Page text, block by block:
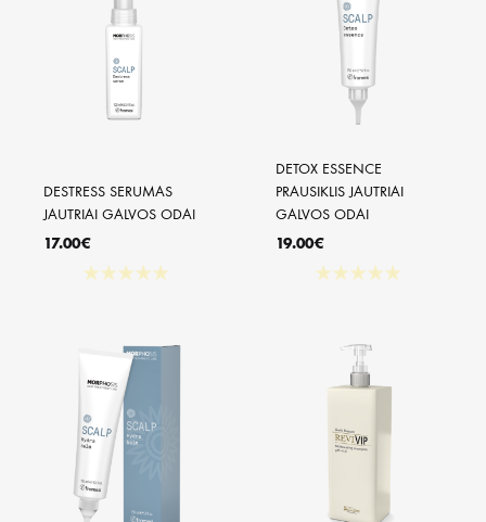
DESTRESS SERUMAS
JAUTRIAI GALVOS ODAI
17.00€
★★★★★
DETOX ESSENCE
PRAUSIKLIS JAUTRIAI
GALVOS ODAI
19.00€
★★★★★